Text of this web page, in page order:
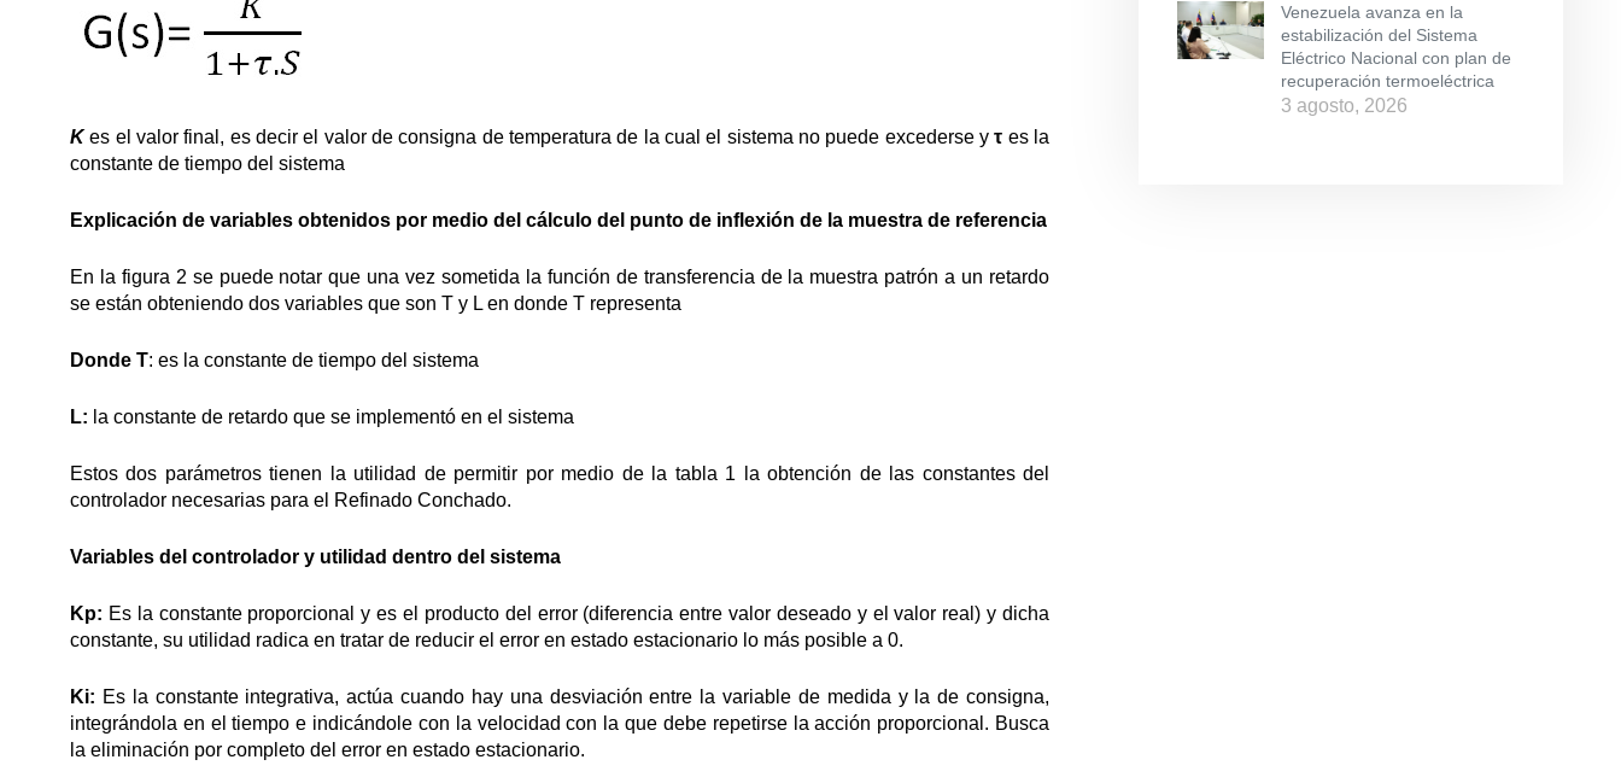
Kes el valor final, es decir el valor de consigna de temperatura de la cual el sistema no puede excederse yτ es la
constante de tiempo del sistema
Explicación de variables obtenidos por medio del cálculo del punto de inflexión de la muestra de referencia
En la figura 2 se puede notar que una vez sometida la función de transferencia de la muestra patrón a un retardo
se están obteniendo dos variables que son T y L en donde T representa
Donde T: es la constante de tiempo del sistema
L: la constante de retardo que se implementó en el sistema
Estos dos parámetros tienen la utilidad de permitir por medio de la tabla 1 la obtención de las constantes del
controlador necesarias para el Refinado Conchado.
Variables del controlador y utilidad dentro del sistema
Kp: Es la constante proporcional y es el producto del error (diferencia entre valor deseado y el valor real) y dicha
constante, su utilidad radica en tratar de reducir el error en estado estacionario lo más posible a 0.
Ki: Es la constante integrativa, actúa cuando hay una desviación entre la variable de medida y la de consigna,
integrándola en el tiempo e indicándole con la velocidad con la que debe repetirse la acción proporcional. Busca
la eliminación por completo del error en estado estacionario.
Venezuela avanza en la
estabilización del Sistema
Eléctrico Nacional con plan de
recuperación termoeléctrica
3 agosto, 2026